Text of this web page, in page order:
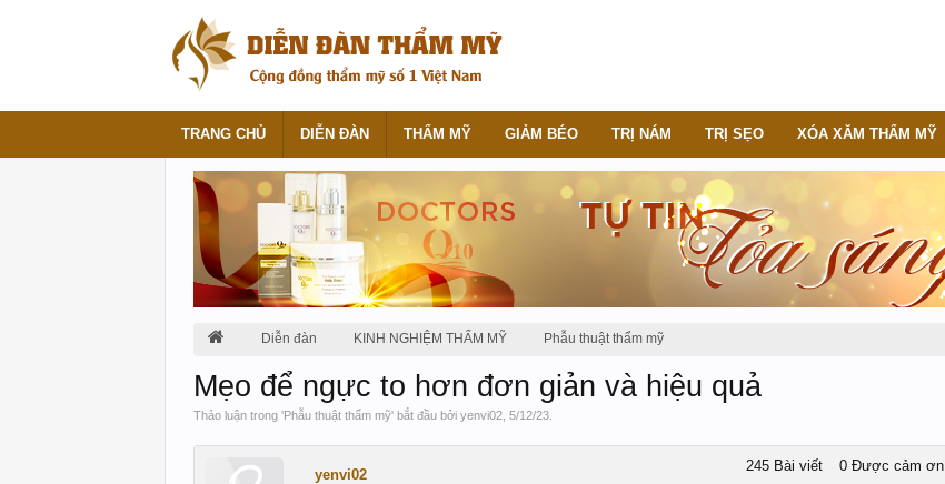
Diễn đàn KINH NGHIỆM THẨM MỸ Phẫu thuật thẩm mỹ
Mẹo để ngực to hơn đơn giản và hiệu quả
Thảo luận trong 'Phẫu thuật thẩm mỹ' bắt đầu bởi yenvi02 5/12/23
yenvi02
245 Bài viết 0 Được cảm ơn
TRANG CHỦ DIỄN ĐÀN THẨM MỸ GIẢM BÉO TRỊ NÁM TRỊ SẸO XÓA XĂM THẨM MỸ